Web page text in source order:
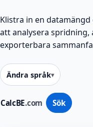
CalcBE.com Sök
Klistra in en
att analysera
exporterbara
Ändra språk